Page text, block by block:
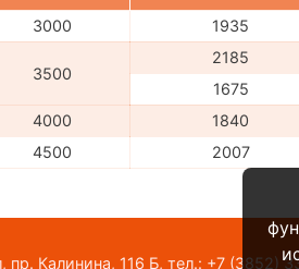
3000 1935
3500
2185
1675
4000 1840
4500 2007
Калинина, 116 Б, тел.: +7 (3852)